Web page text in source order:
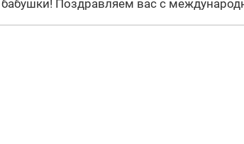
Поздравляем вас с